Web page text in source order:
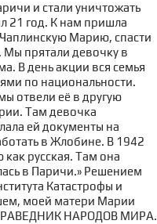
и стали уничтожать
21 год. К нам пришла
Марию, спасти
прятали девочку в
В день акции вся семья
по национальности.
отвели её в другую
Там девочка
ей документы на
в Жлобине. В 1942
как русская. Там она
в Паричи.» Решением
Катастрофы и
моей матери Марии
ПРАВЕДНИК НАРОДОВ МИРА.